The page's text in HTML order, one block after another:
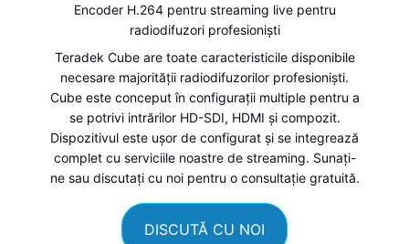
Encoder H.264 pentru streaming live pentru
radiodifuzori profesioniști
Teradek Cube are toate caracteristicile disponibile
necesare majorității radiodifuzorilor profesioniști.
Cube este conceput în configurații multiple pentru a
se potrivi intrărilor HD-SDI, HDMI și compozit.
Dispozitivul este ușor de configurat și se integrează
complet cu serviciile noastre de streaming. Sunați-
ne sau discutați cu noi pentru o consultație gratuită.
DISCUTĂ CU NOI